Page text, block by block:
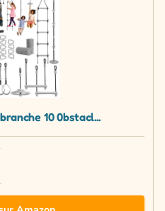
10 0bstacl...